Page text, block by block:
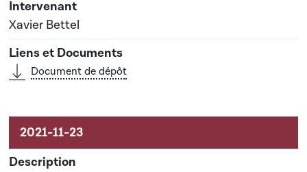
Xavier Bettel
Document de dépôt